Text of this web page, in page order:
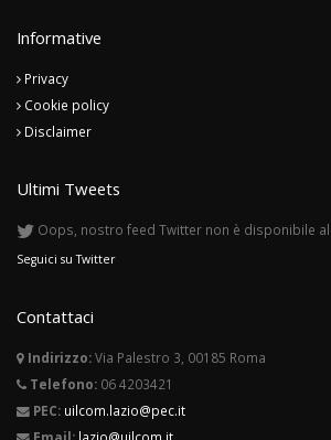
Informative
Privacy
Cookie policy
Disclaimer
Ultimi Tweets
Oops, nostro feed Twitter non è disponibile
Seguici su Twitter
Contattaci
Indirizzo:Via Palestro 3, 00185 Roma
Telefono: 06 4203421
PEC: uilcom.lazio@pec.it